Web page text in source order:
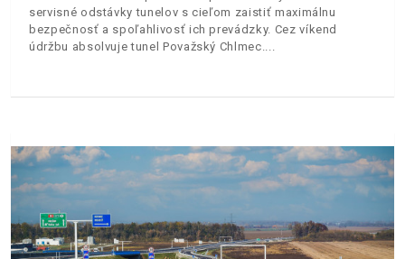
servisné odstávky tunelov s cieľom zaistiť maximálnu
bezpečnosť a spoľahlivosť ich prevádzky. Cez víkend
údržbu absolvuje tunel Považský Chlmec.